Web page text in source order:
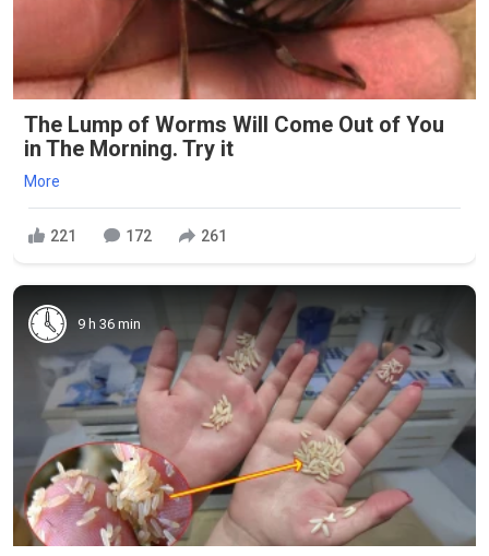
The Lump of Worms Will Come Out of You
in The Morning. Try it
More
221 172 261
9 h 36 min